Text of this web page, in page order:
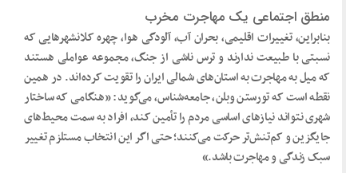
منطق اجتماعی یک مهاجرت مخرب
بنابراین، تغییرات اقلیمی، بحران آب، آلودگی هوا، چهره کلانشهرهایی که
نسبتی با طبیعت ندارند و ترس ناشی از جنگ، مجموعه عواملی هستند
که میل به مهاجرت به استان‌های شمالی ایران را تقویت کرده‌اند. در همین
نقطه است که تورستن وبلن، جامعه‌شناس، می‌گوید: «هنگامی که ساختار
شهری نتواند نیازهای اساسی مردم را تأمین کند، افراد به سمت محیط‌های
جایگزین و کم‌تنش‌تر حرکت می‌کنند؛ حتی اگر این انتخاب مستلزم تغییر
سبک زندگی و مهاجرت باشد.»